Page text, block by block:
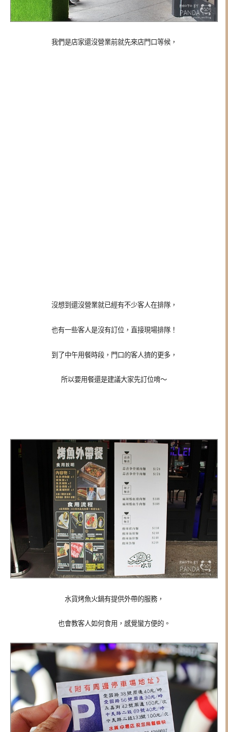
我們是店家還沒營業前就先來店門口等候，
沒想到還沒營業就已經有不少客人在排隊，
也有一些客人是沒有訂位，直接現場排隊！
到了中午用餐時段，門口的客人擠的更多，
所以要用餐還是建議大家先訂位唷～
水貨烤魚火鍋有提供外帶的服務，
也會教客人如何食用，感覺蠻方便的。